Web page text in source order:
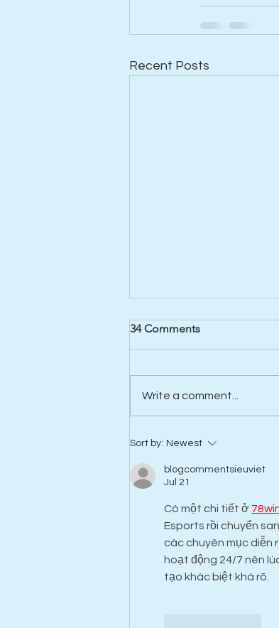
Recent Posts
Pells closed for planned
maintenance Monday 10
August 2026
34 Comments
Write a comment...
Sort by: Newest
blogcommentsieuviet
Jul 21
Có một chi tiết ở
Esports rồi chuyển
các chuyên mục diễn
hoạt động 24/7 nên
tạo khác biệt khá rõ.